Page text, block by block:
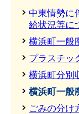
中東情勢に
給状況等に
横浜町一般
プラスチッ
横浜町分別
横浜町一般
ごみの分け